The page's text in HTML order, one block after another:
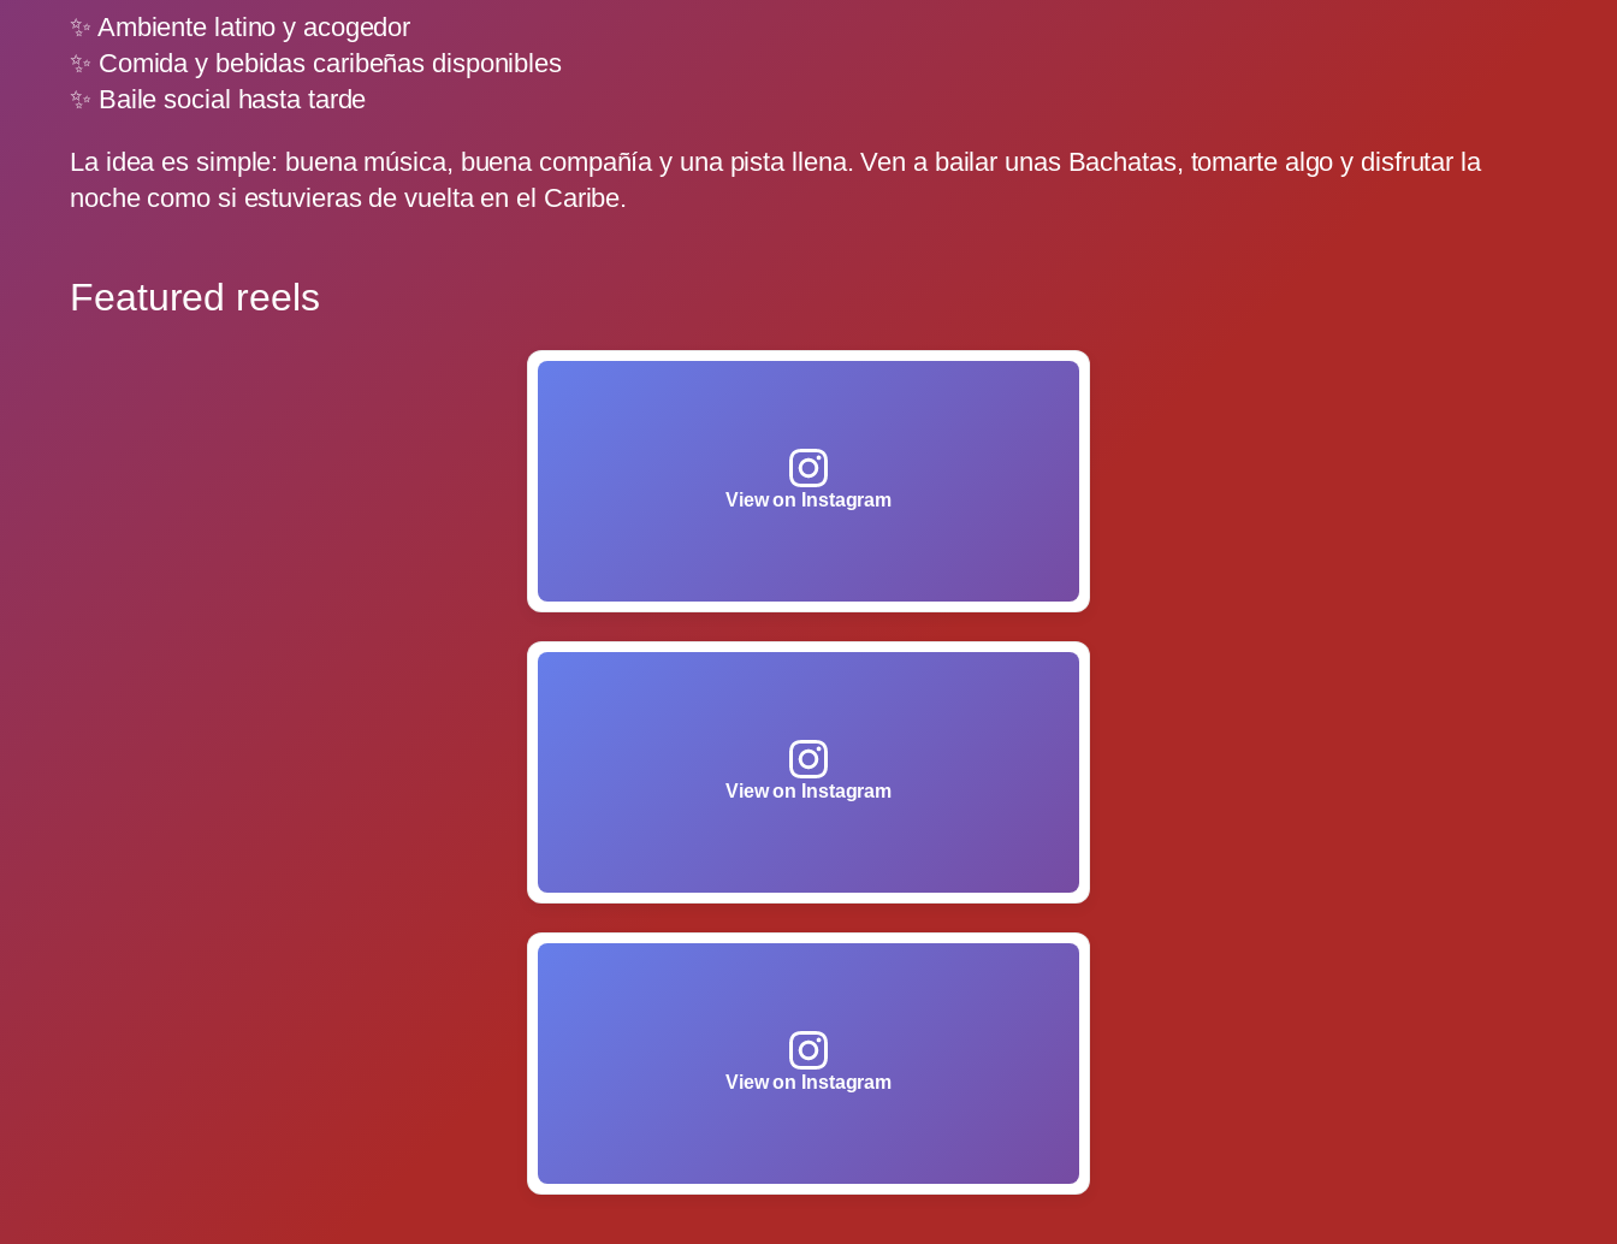
✨ Ambiente latino y acogedor
✨ Comida y bebidas caribeñas disponibles
✨ Baile social hasta tarde
La idea es simple: buena música, buena compañía y una pista llena. Ven a bailar unas Bachatas, tomarte algo y disfrutar la
noche como si estuvieras de vuelta en el Caribe.
Featured reels
View on Instagram
View on Instagram
View on Instagram